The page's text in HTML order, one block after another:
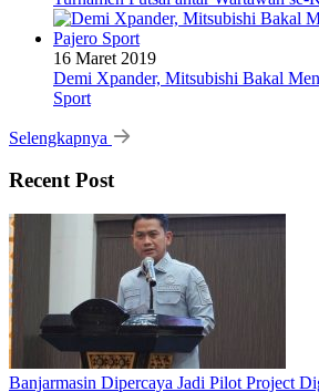
16 Maret 2019
Demi Xpander, Mitsubishi Bakal
Sport
Selengkapnya
Recent Post
Banjarmasin Dipercaya Jadi Pilot Project